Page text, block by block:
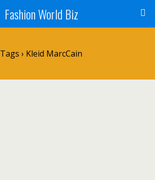
Fashion World Biz
Tags › Kleid MarcCain